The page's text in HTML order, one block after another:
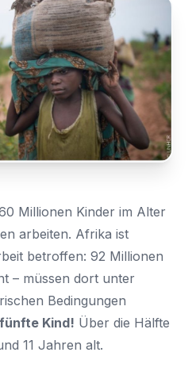
Millionen Kinder im Alter
arbeiten. Afrika ist
betroffen: 92 Millionen
– müssen dort unter
Bedingungen
Kind! Über die Hälfte
11 Jahren alt.
werden verwendet, um Ihr
zu unterstützen. Wie und
Daten verwenden, können